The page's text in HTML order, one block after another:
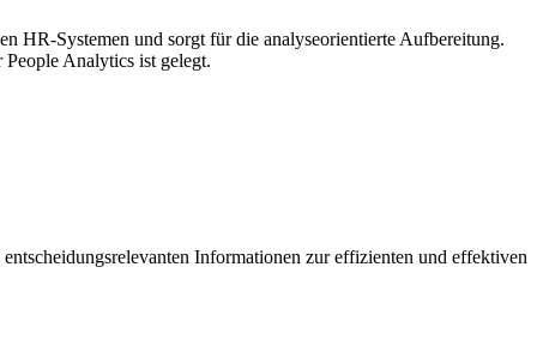
HR-Systemen und sorgt für die analyseorientierte Aufbereitung.
Analytics ist gelegt.
Informationen zur effizienten und effektiven